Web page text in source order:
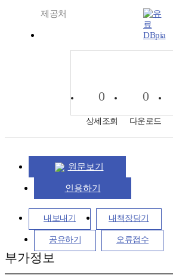
제공처
DBpia
0
상세조회
0
다운로드
원문보기
인용하기
내보내기 내책장담기
공유하기 오류접수
부가정보